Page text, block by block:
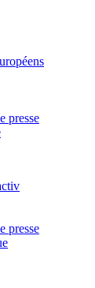
presse
presse